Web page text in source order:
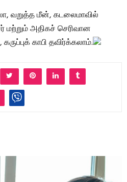
வறுத்த மீன், கடலைமாவில்
மற்றும் அதிகச் செரிவான
காபி தவிர்க்கலாம்.